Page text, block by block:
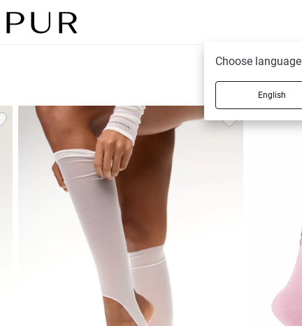
Choose language
English